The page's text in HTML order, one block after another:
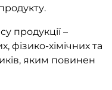
продукції –
фізико-хімічних та
яким повинен